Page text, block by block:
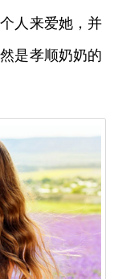
人来爱她，并
是孝顺奶奶的